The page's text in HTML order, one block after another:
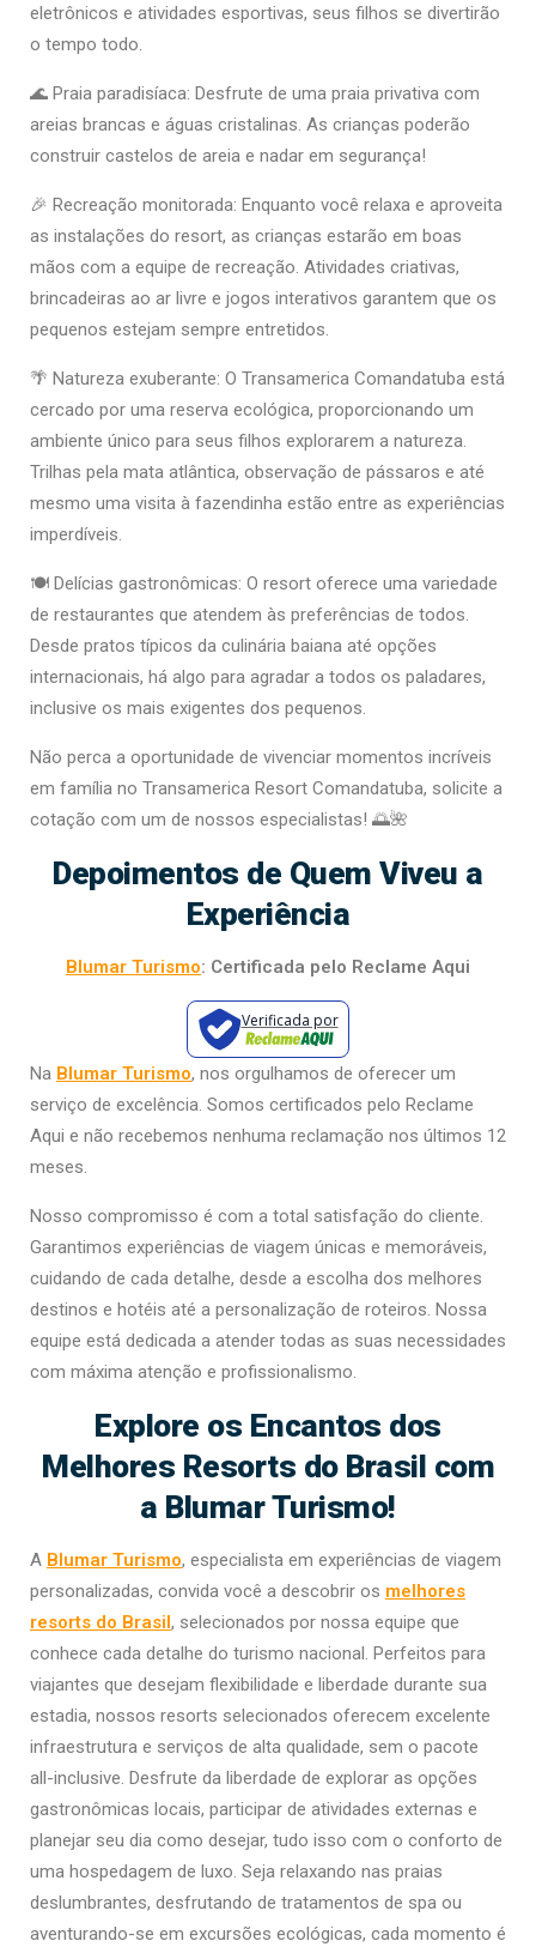
eletrônicos e atividades esportivas, seus filhos se divertirão
o tempo todo.
🌊 Praia paradisíaca: Desfrute de uma praia privativa com
areias brancas e águas cristalinas. As crianças poderão
construir castelos de areia e nadar em segurança!
🎉 Recreação monitorada: Enquanto você relaxa e aproveita
as instalações do resort, as crianças estarão em boas
mãos com a equipe de recreação. Atividades criativas,
brincadeiras ao ar livre e jogos interativos garantem que os
pequenos estejam sempre entretidos.
🌴 Natureza exuberante: O Transamerica Comandatuba está
cercado por uma reserva ecológica, proporcionando um
ambiente único para seus filhos explorarem a natureza.
Trilhas pela mata atlântica, observação de pássaros e até
mesmo uma visita à fazendinha estão entre as experiências
imperdíveis.
🍽️ Delícias gastronômicas: O resort oferece uma variedade
de restaurantes que atendem às preferências de todos.
Desde pratos típicos da culinária baiana até opções
internacionais, há algo para agradar a todos os paladares,
inclusive os mais exigentes dos pequenos.
Não perca a oportunidade de vivenciar momentos incríveis
em família no Transamerica Resort Comandatuba, solicite a
cotação com um de nossos especialistas! 🌅🌺
Depoimentos de Quem Viveu a
Experiência
Blumar Turismo: Certificada pelo Reclame Aqui
Verificada por
Na Blumar Turismo, nos orgulhamos de oferecer um
serviço de excelência. Somos certificados pelo Reclame
Aqui e não recebemos nenhuma reclamação nos últimos 12
meses.
Nosso compromisso é com a total satisfação do cliente.
Garantimos experiências de viagem únicas e memoráveis,
cuidando de cada detalhe, desde a escolha dos melhores
destinos e hotéis até a personalização de roteiros. Nossa
equipe está dedicada a atender todas as suas necessidades
com máxima atenção e profissionalismo.
Explore os Encantos dos
Melhores Resorts do Brasil com
a Blumar Turismo!
A Blumar Turismo, especialista em experiências de viagem
personalizadas, convida você a descobrir os melhores
resorts do Brasil, selecionados por nossa equipe que
conhece cada detalhe do turismo nacional. Perfeitos para
viajantes que desejam flexibilidade e liberdade durante sua
estadia, nossos resorts selecionados oferecem excelente
infraestrutura e serviços de alta qualidade, sem o pacote
all-inclusive. Desfrute da liberdade de explorar as opções
gastronômicas locais, participar de atividades externas e
planejar seu dia como desejar, tudo isso com o conforto de
uma hospedagem de luxo. Seja relaxando nas praias
deslumbrantes, desfrutando de tratamentos de spa ou
aventurando-se em excursões ecológicas, cada momento é